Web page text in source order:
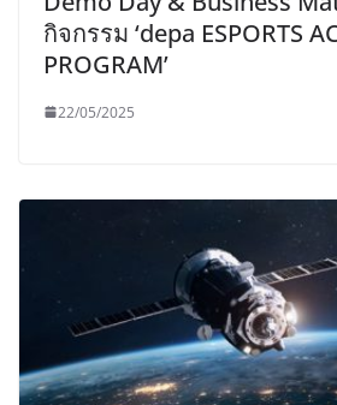
กิจกรรม ‘depa ESPORTS
PROGRAM’
22/05/2025